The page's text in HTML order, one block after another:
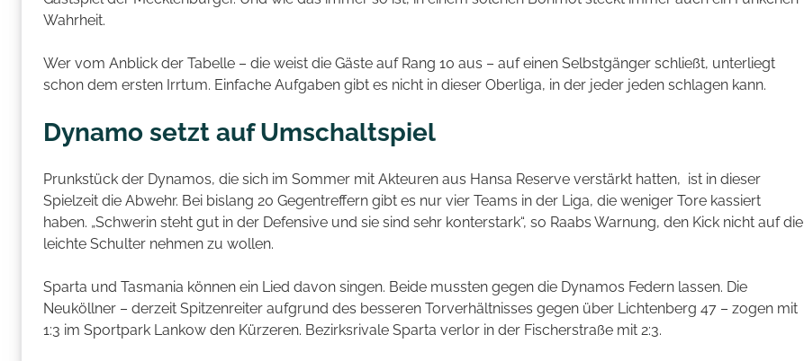
Wahrheit.
Wer vom Anblick der Tabelle – die weist die Gäste auf Rang 10 aus – auf einen Selbstgänger schließt, unterliegt
schon dem ersten Irrtum. Einfache Aufgaben gibt es nicht in dieser Oberliga, in der jeder jeden schlagen kann.
Dynamo setzt auf Umschaltspiel
Prunkstück der Dynamos, die sich im Sommer mit Akteuren aus Hansa Reserve verstärkt hatten, ist in dieser
Spielzeit die Abwehr. Bei bislang 20 Gegentreffern gibt es nur vier Teams in der Liga, die weniger Tore kassiert
haben. „Schwerin steht gut in der Defensive und sie sind sehr konterstark“, so Raabs Warnung, den Kick nicht auf die
leichte Schulter nehmen zu wollen.
Sparta und Tasmania können ein Lied davon singen. Beide mussten gegen die Dynamos Federn lassen. Die
Neuköllner – derzeit Spitzenreiter aufgrund des besseren Torverhältnisses gegen über Lichtenberg 47 – zogen mit
1:3 im Sportpark Lankow den Kürzeren. Bezirksrivale Sparta verlor in der Fischerstraße mit 2:3.